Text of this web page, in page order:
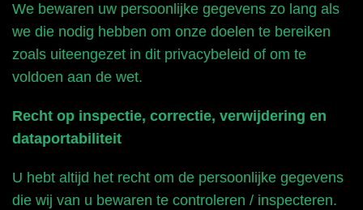
We bewaren uw persoonlijke gegevens zo lang als
we die nodig hebben om onze doelen te bereiken
zoals uiteengezet in dit privacybeleid of om te
voldoen aan de wet.
Recht op inspectie, correctie, verwijdering en
dataportabiliteit
U hebt altijd het recht om de persoonlijke gegevens
die wij van u bewaren te controleren / inspecteren.